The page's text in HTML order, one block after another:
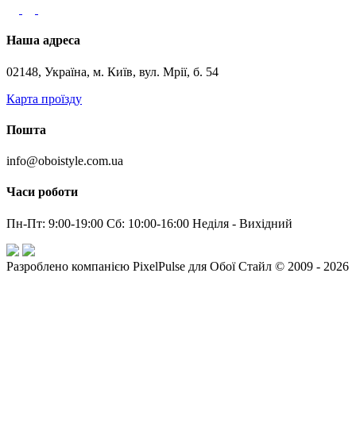
Наша адреса
02148, Україна, м. Київ, вул. Мрії, б. 54
Карта проїзду
Пошта
info@oboistyle.com.ua
Часи роботи
Пн-Пт: 9:00-19:00 Сб: 10:00-16:00 Неділя - Вихідний
Разроблено компанією PixelPulse для Обої Стайл © 2009 - 2026